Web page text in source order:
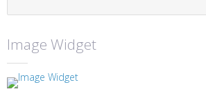
Image Widget